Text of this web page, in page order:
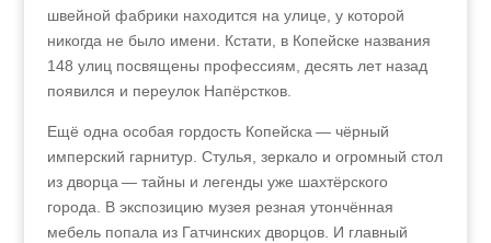
швейной фабрики находится на улице, у которой
никогда не было имени. Кстати, в Копейске названия
148 улиц посвящены профессиям, десять лет назад
появился и переулок Напёрстков.
Ещё одна особая гордость Копейска — чёрный
имперский гарнитур. Стулья, зеркало и огромный стол
из дворца — тайны и легенды уже шахтёрского
города. В экспозицию музея резная утончённая
мебель попала из Гатчинских дворцов. И главный